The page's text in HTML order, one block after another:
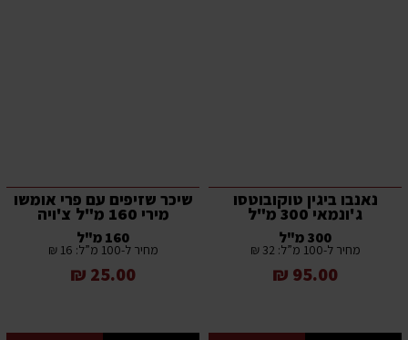
נאנבו ביגין טוקובוטסו
ג'ונמאי 300 מ"ל
300 מ"ל
מחיר ל-100 מ”ל: 32 ₪
95.00 ₪
שיכר שזיפים עם פרי אומשו
מירי 160 מ"ל צ'ויה
160 מ"ל
מחיר ל-100 מ”ל: 16 ₪
25.00 ₪